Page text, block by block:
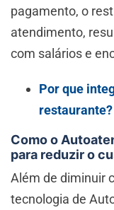
pagamento, o
atendimento,
com salários e
Por que
restaurante?
Como o
para reduzir o
Além de diminuir
tecnologia de